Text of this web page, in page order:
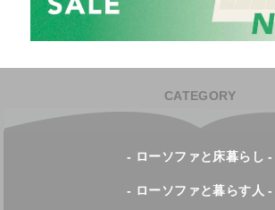
CATEGORY
- ローソファと床暮らし -
- ローソファと暮らす人 -